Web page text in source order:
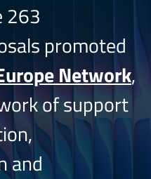
263
promoted
Network,
of support
and